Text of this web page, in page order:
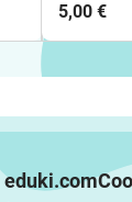
5,00 €
eduki.com